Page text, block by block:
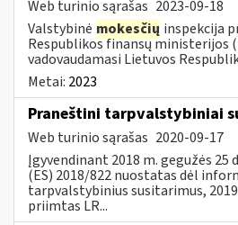
Web turinio sąrašas 2023-09-18
Valstybinė mokesčių inspekcija
Respublikos finansų ministerijos
vadovaudamasi Lietuvos
Metai: 2023
Praneštini tarpvalstybiniai
Web turinio sąrašas 2020-09-17
Įgyvendinant 2018 m. gegužės 25
(ES) 2018/822 nuostatas dėl
tarpvalstybinius susitarimus,
priimtas LR...